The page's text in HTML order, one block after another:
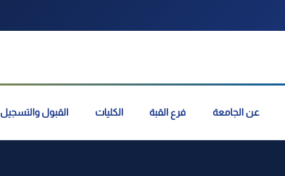
عن الجامعة فرع القبة الكليات القبول والتسجيل